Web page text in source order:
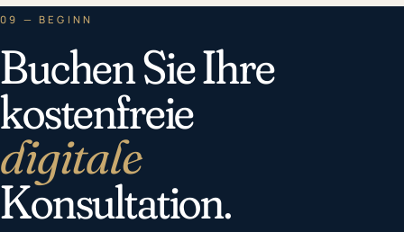
09 — BEGINN
Buchen Sie Ihre
kostenfreie
digitale
Konsultation.